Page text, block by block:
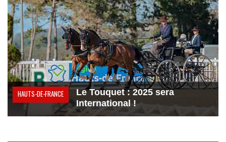
HAUTS-DE-FRANCE
Le Touquet : 2025 sera
International !